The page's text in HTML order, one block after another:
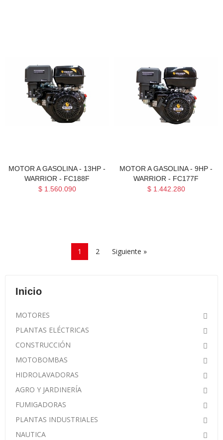
MOTOR A GASOLINA - 13HP -
WARRIOR - FC188F
$ 1.560.090
MOTOR A GASOLINA - 9HP -
WARRIOR - FC177F
$ 1.442.280
1 2 Siguiente »
Inicio
MOTORES
PLANTAS ELÉCTRICAS
CONSTRUCCIÓN
MOTOBOMBAS
HIDROLAVADORAS
AGRO Y JARDINERÍA
FUMIGADORAS
PLANTAS INDUSTRIALES
NAUTICA